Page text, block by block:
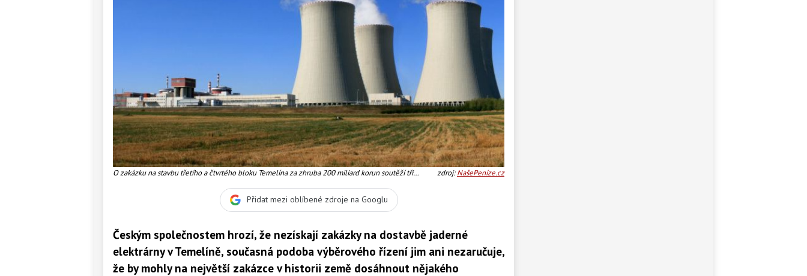
O zakázku na stavbu třetího a čtvrtého bloku Temelína za zhruba 200 miliard korun soutěží tři
zdroj:NašePeníze.cz
Přidat mezi oblíbené zdroje na Googlu
Českým společnostem hrozí, že nezískají zakázky na dostavbě jaderné
elektrárny v Temelíně, současná podoba výběrového řízení jim ani nezaručuje,
že by mohly na největší zakázce v historii země dosáhnout nějakého